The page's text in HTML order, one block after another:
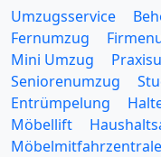
Umzugsservice
Fernumzug
Mini Umzug
Seniorenumzug
Entrümpelung
Möbellift
Möbelmitfahrzentrale